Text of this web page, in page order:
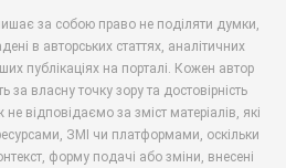
за собою право не поділяти думки,
в авторських статтях, аналітичних
публікаціях на порталі. Кожен автор
за власну точку зору та достовірність
відповідаємо за зміст матеріалів, які
ЗМІ чи платформами, оскільки
форму подачі або зміни, внесені